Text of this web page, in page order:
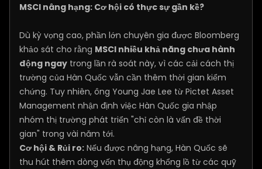
MSCI nâng hạng: Cơ hội có thực sự gần kề?
Dù kỳ vọng cao, phần lớn chuyên gia được Bloomberg
khảo sát cho rằng MSCI nhiều khả năng chưa hành
động ngay trong lần rà soát này, vì các cải cách thị
trường của Hàn Quốc vẫn cần thêm thời gian kiểm
chứng. Tuy nhiên, ông Young Jae Lee từ Pictet Asset
Management nhận định việc Hàn Quốc gia nhập
nhóm thị trường phát triển "chỉ còn là vấn đề thời
gian" trong vài năm tới.
Cơ hội & Rủi ro: Nếu được nâng hạng, Hàn Quốc sẽ
thu hút thêm dòng vốn thụ động khổng lồ từ các quỹ